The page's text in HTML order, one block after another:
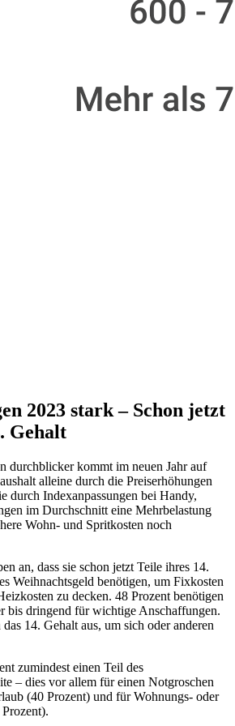
2023 stark – Schon jetzt
Gehalt
durchblicker kommt im neuen Jahr auf
alleine durch die Preiserhöhungen
durch Indexanpassungen bei Handy,
im Durchschnitt eine Mehrbelastung
Wohn- und Spritkosten noch
an, dass sie schon jetzt Teile ihres 14.
Weihnachtsgeld benötigen, um Fixkosten
zu decken. 48 Prozent benötigen
bis dringend für wichtige Anschaffungen.
14. Gehalt aus, um sich oder anderen
zumindest einen Teil des
– dies vor allem für einen Notgroschen
(40 Prozent) und für Wohnungs- oder